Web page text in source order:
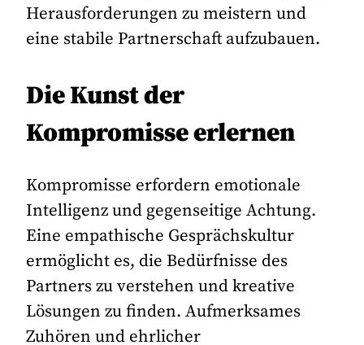
Herausforderungen zu meistern und
eine stabile Partnerschaft aufzubauen.
Die Kunst der
Kompromisse erlernen
Kompromisse erfordern emotionale
Intelligenz und gegenseitige Achtung.
Eine empathische Gesprächskultur
ermöglicht es, die Bedürfnisse des
Partners zu verstehen und kreative
Lösungen zu finden. Aufmerksames
Zuhören und ehrlicher